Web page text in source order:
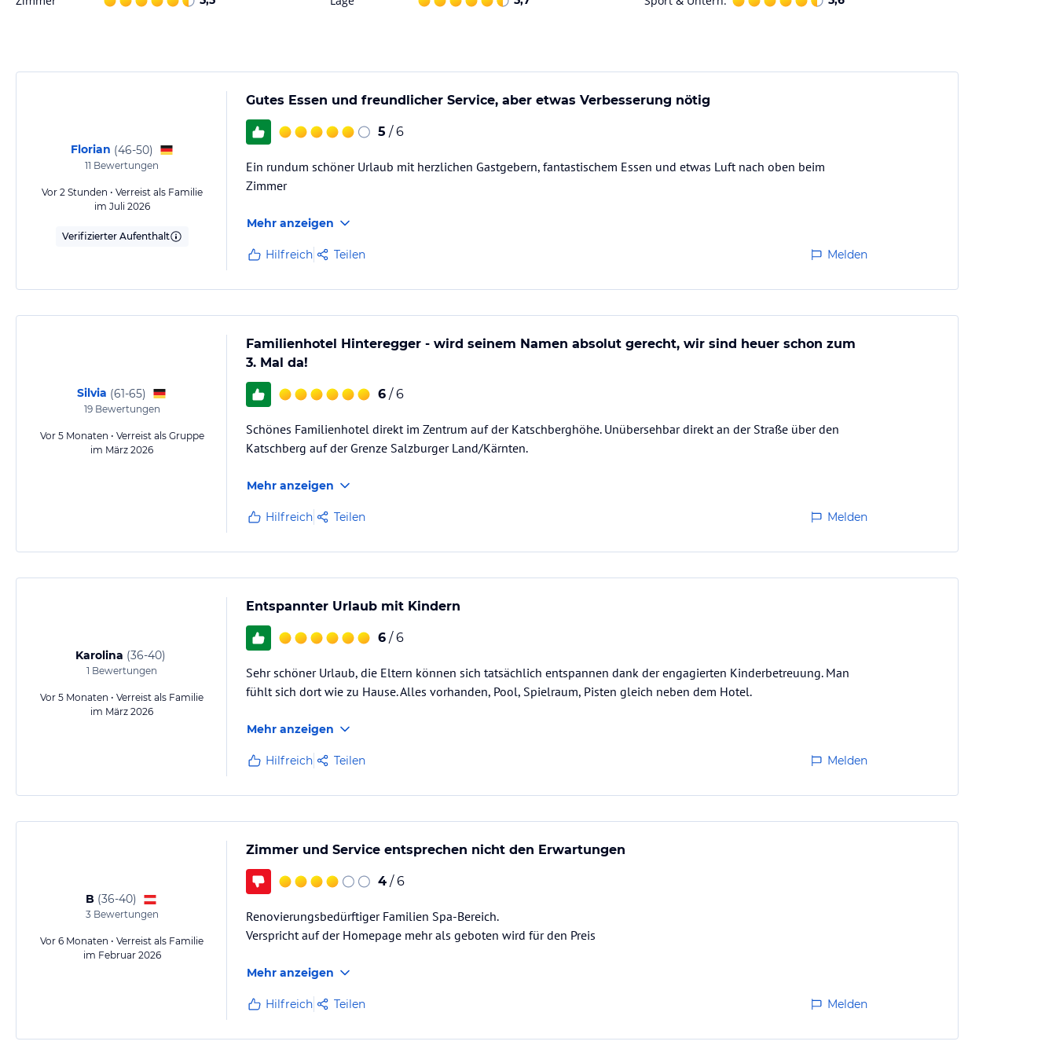
Sonstige Einrichtungen und Services
Unsere Partnerskischule Krabath liegt 50 m von unserem Hotel entfernt – so können Sie Ihren Skikurs, Skiverleih
oder das Skiservice spielend leicht organisieren. Die Skischule ist auch in unserer BonusCard inkludiert und bietet so
Allgemeine und unverbindliche Hoteliers-/Veranstalter-/Kataloginformationen. Alle Angaben ohne
Gewähr und ohne Prüfung durch HolidayCheck. Bitte lies vor der Buchung die verbindlichen
jeweiligen Veranstalters.
Florian (46-50)
11 Bewertungen
Vor 2 Stunden • Verreist als Familie
im Juli 2026
Verifizierter Aufenthalt
Gutes Essen und freundlicher Service, aber etwas Verbesserung nötig
5 / 6
Ein rundum schöner Urlaub mit herzlichen Gastgebern, fantastischem Essen und etwas Luft nach oben beim
Zimmer
Mehr anzeigen
Hilfreich Teilen Melden
Silvia (61-65)
19Bewertungen
Vor 5 Monaten • Verreist als Gruppe
im März 2026
Familienhotel Hinteregger - wird seinem Namen absolut gerecht, wir sind heuer schon zum
3. Mal da!
6 / 6
Schönes Familienhotel direkt im Zentrum auf der Katschberghöhe. Unübersehbar direkt an der Straße über den
Katschberg auf der Grenze Salzburger Land/Kärnten.
Mehr anzeigen
Hilfreich Teilen Melden
Karolina (36-40)
1 Bewertungen
Vor 5 Monaten • Verreist als Familie
im März 2026
Entspannter Urlaub mit Kindern
6 / 6
Sehr schöner Urlaub, die Eltern können sich tatsächlich entspannen dank der engagierten Kinderbetreuung. Man
fühlt sich dort wie zu Hause. Alles vorhanden, Pool, Spielraum, Pisten gleich neben dem Hotel.
Mehr anzeigen
Hilfreich Teilen Melden
B (36-40)
3Bewertungen
Vor 6 Monaten • Verreist als Familie
im Februar 2026
Zimmer und Service entsprechen nicht den Erwartungen
4 / 6
Renovierungsbedürftiger Familien Spa-Bereich.
Verspricht auf der Homepage mehr als geboten wird für den Preis
Mehr anzeigen
Hilfreich Teilen Melden